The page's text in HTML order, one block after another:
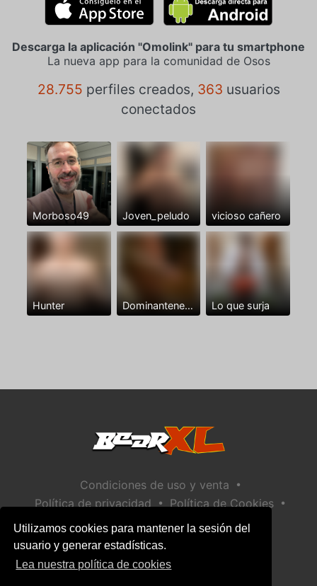
Utilizamos cookies para mantener la sesión del
usuario y generar estadísticas.
Lea nuestra política de cookies
Descarga la aplicación "Omolink" para tu smartphone
La nueva app para la comunidad de Osos
28.755 perfiles creados, 363 usuarios
conectados
Morboso49 Joven_peludo vicioso cañero
Hunter Dominantenegro ya Lo que surja
Condiciones de uso y venta •
Política de privacidad • Política de Cookies •
Política de seguridad infantil
Ayuda / Contactar